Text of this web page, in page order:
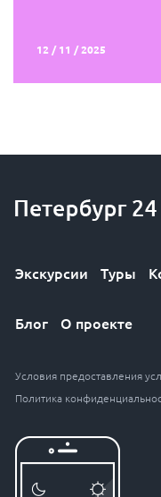
12 / 11 / 2025
Экскурсии Туры
Блог О проекте
Условия предоставления
Политика